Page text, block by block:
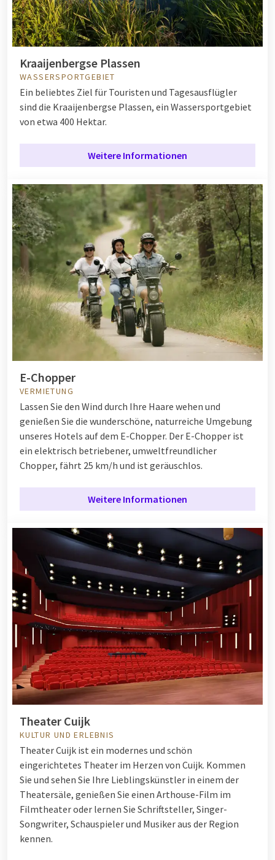
Kraaijenbergse Plassen
WASSERSPORTGEBIET
Ein beliebtes Ziel für Touristen und Tagesausflügler
sind die Kraaijenbergse Plassen, ein Wassersportgebiet
von etwa 400 Hektar.
Weitere Informationen
E-Chopper
VERMIETUNG
Lassen Sie den Wind durch Ihre Haare wehen und
genießen Sie die wunderschöne, naturreiche Umgebung
unseres Hotels auf dem E-Chopper. Der E-Chopper ist
ein elektrisch betriebener, umweltfreundlicher
Chopper, fährt 25 km/h und ist geräuschlos.
Weitere Informationen
Theater Cuijk
KULTUR UND ERLEBNIS
Theater Cuijk ist ein modernes und schön
eingerichtetes Theater im Herzen von Cuijk. Kommen
Sie und sehen Sie Ihre Lieblingskünstler in einem der
Theatersäle, genießen Sie einen Arthouse-Film im
Filmtheater oder lernen Sie Schriftsteller, Singer-
Songwriter, Schauspieler und Musiker aus der Region
kennen.